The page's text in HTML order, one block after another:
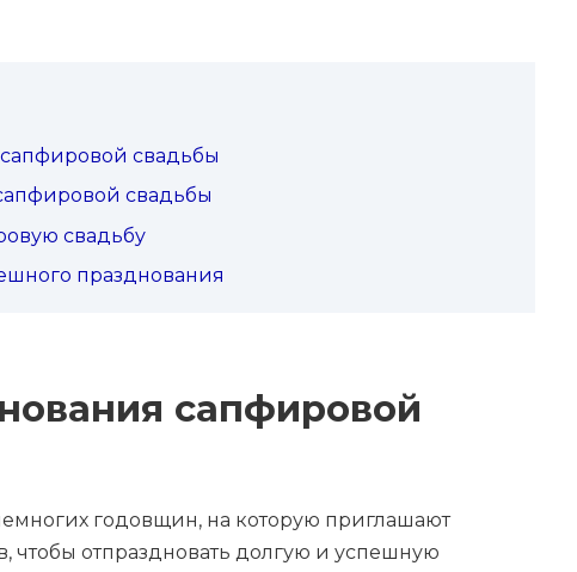
свадьбы
свадьбы
свадьбу
празднования
сапфировой
годовщин, на которую приглашают
чтобы отпраздновать долгую и успешную